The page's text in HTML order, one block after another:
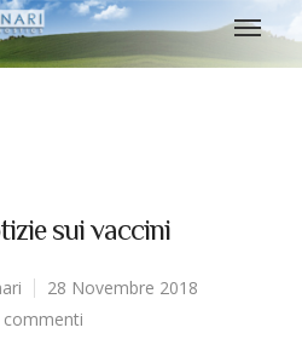
sui vaccini
28 Novembre 2018
commenti